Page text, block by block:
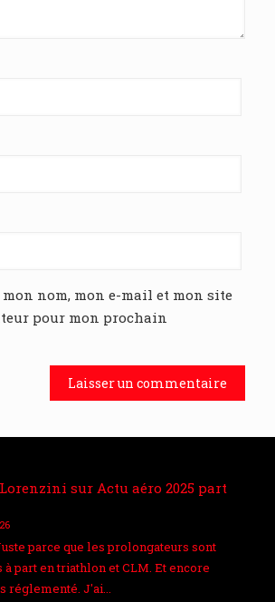
nom, mon e-mail et mon site
pour mon prochain
sur Actu aéro 2025 part
parce que les prolongateurs sont
part en triathlon et CLM. Et encore
réglementé. J'ai…